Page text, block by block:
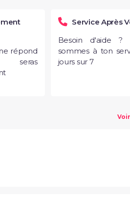
répond
Service Après
Besoin d'aide ?
sommes à ton
jours sur 7